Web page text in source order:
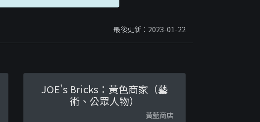
最後更新：2023-01-22
JOE's Bricks：黃色商家（藝
術、公眾人物）
黃藍商店